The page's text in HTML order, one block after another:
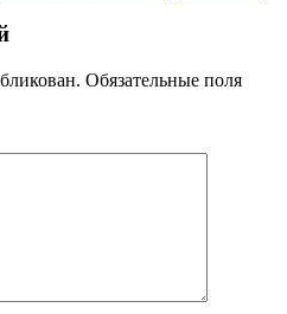
Обязательные поля